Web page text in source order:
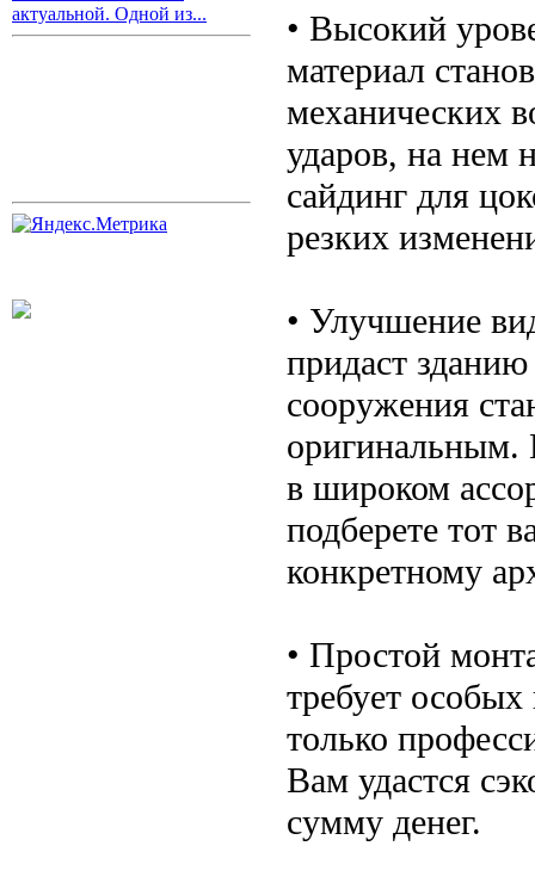
актуальной. Одной из...
• Высокий
материал
механических
ударов, на нем
сайдинг для
резких
• Улучшение
придаст
сооружения
оригинальным.
в широком
подберете тот
конкретному
• Простой
требует
только
Вам удастся
сумму денег.